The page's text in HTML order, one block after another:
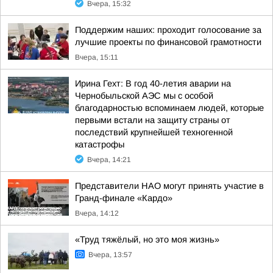
Вчера, 15:32
Поддержим наших: проходит голосование за
лучшие проекты по финансовой грамотности
Вчера, 15:11
Ирина Гехт: В год 40-летия аварии на
Чернобыльской АЭС мы с особой
благодарностью вспоминаем людей, которые
первыми встали на защиту страны от
последствий крупнейшей техногенной
катастрофы
Вчера, 14:21
Представители НАО могут принять участие в
Гранд-финале «Кардо»
Вчера, 14:12
«Труд тяжёлый, но это моя жизнь»
Вчера, 13:57